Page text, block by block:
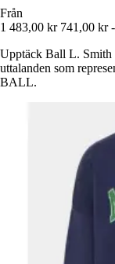
Från
1 483,00 kr 741,00 kr
Upptäck Ball L. Smith
uttalanden som
BALL.